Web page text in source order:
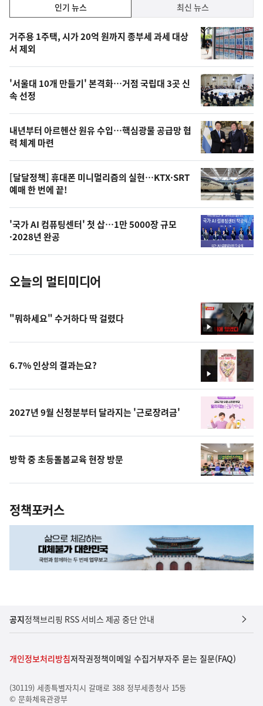
기,
최
신,
오
늘
의
영
상
오
늘
의
사
진
인기 뉴스 최신 뉴스
기
뉴
스
거주용 1주택, 시가 20억 원까지 종부세 과세 대상
서 제외
'서울대 10개 만들기' 본격화…거점 국립대 3곳 신
속 선정
내년부터 아르헨산 원유 수입…핵심광물 공급망 협
력 체계 마련
[달달정책] 휴대폰 미니멀리즘의 실현…KTX·SRT
예매 한 번에 끝!
'국가 AI 컴퓨팅센터' 첫 삽…1만 5000장 규모
·2028년 완공
오늘의 멀티미디어
영
상
"뭐하세요" 수거하다 딱 걸렸다
영
상
6.7% 인상의 결과는요?
2027년 9월 신청분부터 달라지는 '근로장려금'
방학 중 초등돌봄교육 현장 방문
정책포커스
공지정책브리핑 RSS 서비스 제공 중단 안내
개인정보처리방침저작권정책이메일 수집거부자주 묻는 질문(FAQ)
(30119) 세종특별자치시 갈매로 388 정부세종청사 15동
© 문화체육관광부